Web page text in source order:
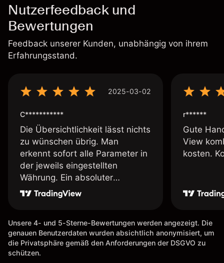
Nutzerfeedback und
Bewertungen
Feedback unserer Kunden, unabhängig von ihrem
Erfahrungsstand.
2025-03-02
C***********
Die Übersichtlichkeit lässt nichts
zu wünschen übrig. Man
erkennt sofort alle Parameter in
der jeweils eingestellten
Währung. Ein absoluter
Pluspunkt an dieser Stelle.
r******
Gute
View
kosten.
Unsere 4- und 5-Sterne-Bewertungen werden angezeigt. Die
genauen Benutzerdaten wurden absichtlich anonymisiert, um
die Privatsphäre gemäß den Anforderungen der DSGVO zu
schützen.